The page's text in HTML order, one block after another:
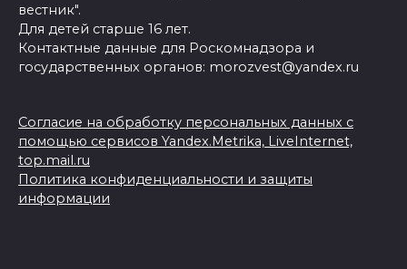
вестник".
Для детей старше 16 лет.
Контактные данные для Роскомнадзора и
государственных органов: morozvest@yandex.ru
Согласие на обработку персональных данных с
помощью сервисов Yandex.Metrika, LiveInternet,
top.mail.ru
Политика конфиденциальности и защиты
информации